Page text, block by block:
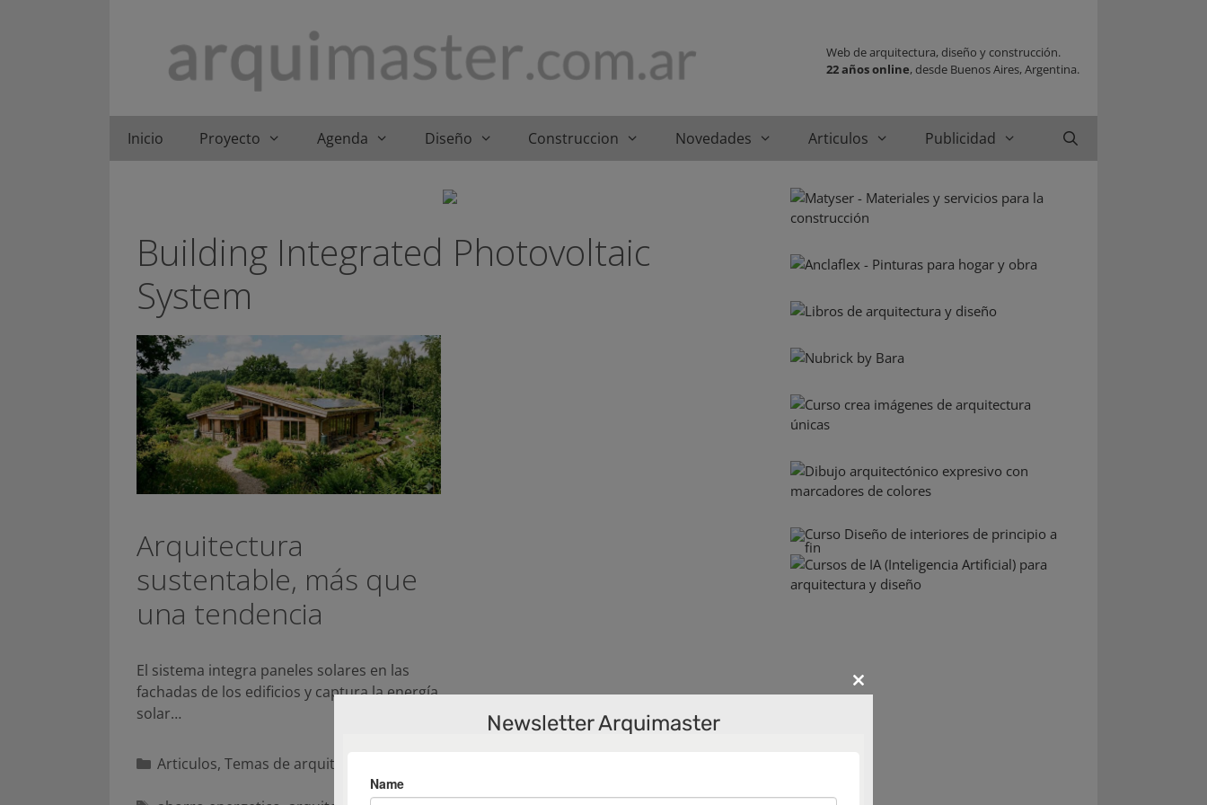
Web de arquitectura, diseño y construcción.
22 años online, desde Buenos Aires, Argentina.
Inicio Proyecto Agenda Diseño Construccion Novedades Articulos Publicidad
Building Integrated Photovoltaic
System
Arquitectura
sustentable, más que
una tendencia
El sistema integra paneles solares en las
fachadas de los edificios y captura la energía
solar…
Categorías
Articulos, Temas de arquitectura y diseño
Close
Newsletter Arquimaster